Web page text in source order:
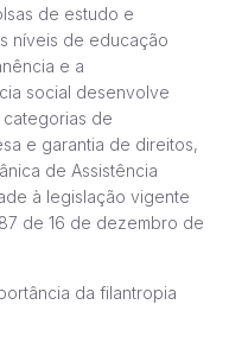
de estudo e
níveis de educação
e a
social desenvolve
de
e garantia de direitos,
de Assistência
à legislação vigente
de 16 de dezembro de
da filantropia